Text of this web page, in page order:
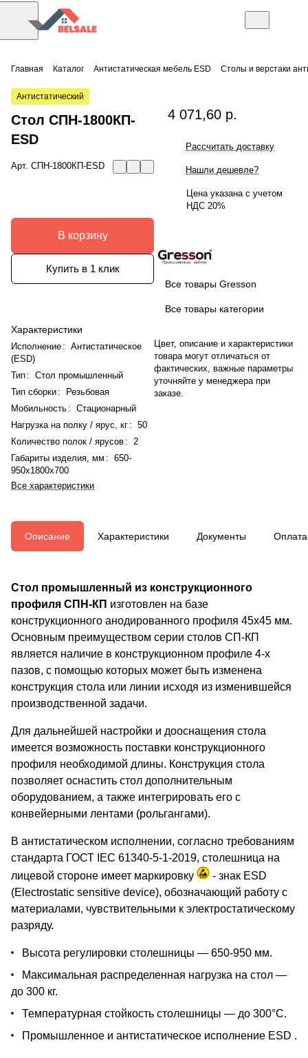
Главная Каталог Антистатическая мебель ESD Столы и верстаки
Антистатический
Стол СПН-1800КП-
ESD
Арт. СПН-1800КП-ESD
В корзину
Купить в 1 клик
Характеристики
Исполнение : Антистатическое
(ESD)
Тип : Стол промышленный
Тип сборки:
Резьбовая
Мобильность : Стационарный
Нагрузка на полку / ярус, кг : 50
Количество полок / ярусов :
2
Габариты изделия, мм : 650-
950x1800x700
Все характеристики
4 071,60 р.
Рассчитать доставку
Нашли дешевле?
Цена указана с учетом
НДС 20%
Все товары Gresson
Все товары категории
Цвет, описание и характеристики
товара могут отличаться от
фактических, важные параметры
уточняйте у менеджера при
заказе.
Описание Характеристики Документы Оплата
Стол промышленный из конструкционного
профиля СПН-КП изготовлен на базе
конструкционного анодированного профиля 45х45 мм.
Основным преимуществом серии столов СП-КП
является наличие в конструкционном профиле 4-х
пазов, с помощью которых может быть изменена
конструкция стола или линии исходя из изменившейся
производственной задачи.
Для дальнейшей настройки и дооснащения стола
имеется возможность поставки конструкционного
профиля необходимой длины. Конструкция стола
позволяет оснастить стол дополнительным
оборудованием, а также интегрировать его с
конвейерными лентами (рольгангами).
В антистатическом исполнении, согласно требованиям
стандарта ГОСТ IEC 61340-5-1-2019, столешница на
лицевой стороне имеет маркировку
- знак ESD
(Electrostatic sensitive device), обозначающий работу с
материалами, чувствительными к электростатическому
разряду.
Высота регулировки столешницы — 650-950 мм.
Максимальная распределенная нагрузка на стол —
до 300 кг.
Температурная стойкость столешницы — до 300°С.
Промышленное и антистатическое исполнение ESD .